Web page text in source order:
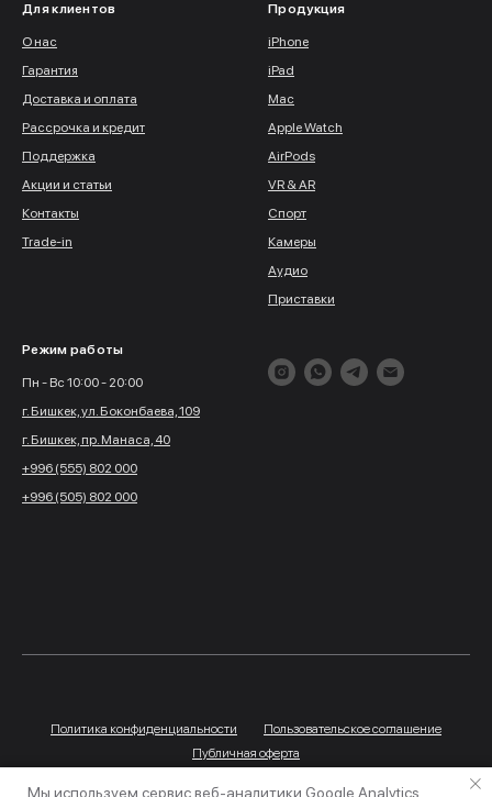
Для клиентов
О нас
Гарантия
Доставка и оплата
Рассрочка и кредит
Поддержка
Акции и статьи
Контакты
Trade-in
Продукция
iPhone
iPad
Mac
Apple Watch
AirPods
VR & AR
Спорт
Камеры
Аудио
Приставки
Режим работы
Пн - Вс 10:00 - 20:00
г. Бишкек, ул. Боконбаева, 109
г. Бишкек, пр. Манаса, 40
+996 (555) 802 000
+996 (505) 802 000
Политика конфиденциальности
Пользовательское соглашение
Публичная оферта
Мы используем сервис веб-аналитики Google Analytics,